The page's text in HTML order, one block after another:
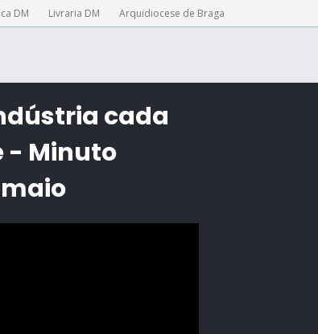
DM Livraria DM Arquidiocese de Braga
cada
- Minuto